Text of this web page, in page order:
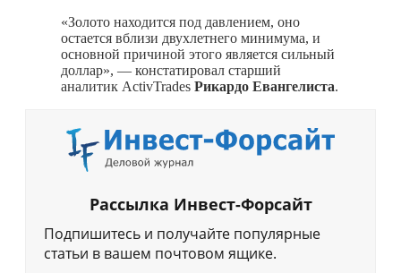
«Золото находится под давлением, оно
остается вблизи двухлетнего минимума, и
основной причиной этого является сильный
доллар», — констатировал старший
аналитик ActivTrades Рикардо Евангелиста.
Рассылка Инвест-Форсайт
Подпишитесь и получайте популярные
статьи в вашем почтовом ящике.